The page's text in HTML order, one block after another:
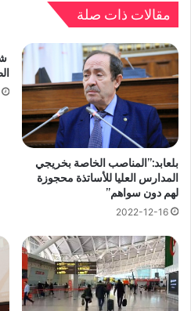
مقالات ذات صلة
بلعابد:”المناصب الخاصة بخريجي
المدارس العليا للأساتذة محجوزة
لهم دون سواهم”
2022-12-16